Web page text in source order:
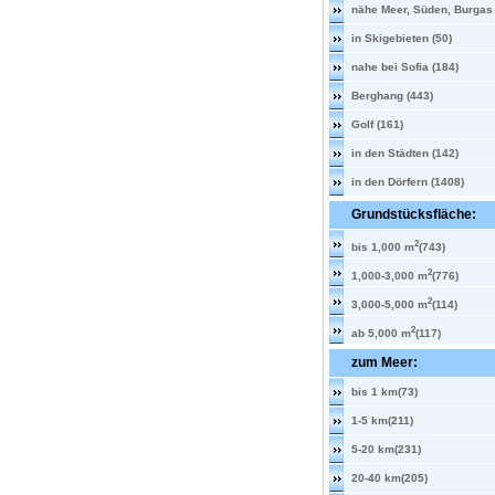
nähe Meer, Süden, Burgas
in Skigebieten (50)
nahe bei Sofia (184)
Berghang (443)
Golf (161)
in den Städten (142)
in den Dörfern (1408)
Grundstücksfläche:
bis 1,000 m2(743)
1,000-3,000 m2(776)
3,000-5,000 m2(114)
ab 5,000 m2(117)
zum Meer:
bis 1 km(73)
1-5 km(211)
5-20 km(231)
20-40 km(205)